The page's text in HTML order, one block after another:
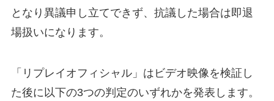
となり異議申し立てできず、抗議した場合は即退
場扱いになります。
「リプレイオフィシャル」はビデオ映像を検証し
た後に以下の3つの判定のいずれかを発表します。